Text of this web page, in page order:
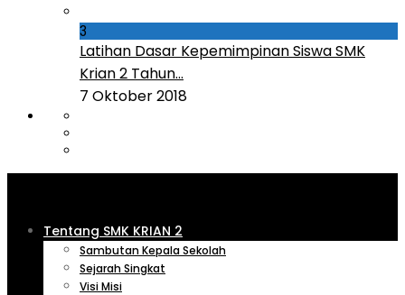
3
Latihan Dasar Kepemimpinan Siswa SMK
Krian 2 Tahun...
7 Oktober 2018
Tentang SMK KRIAN 2
Sambutan Kepala Sekolah
Sejarah Singkat
Visi Misi